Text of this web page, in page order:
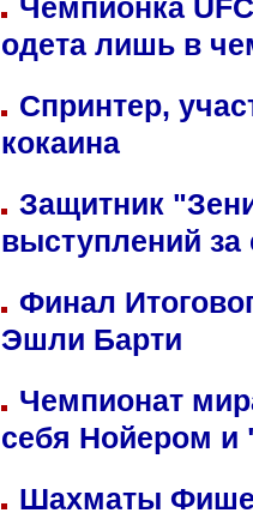
Чемпионка
одета лишь в
Спринтер,
кокаина
Защитник
выступлений
Финал
Эшли Барти
Чемпионат
себя Нойером и
Шахматы